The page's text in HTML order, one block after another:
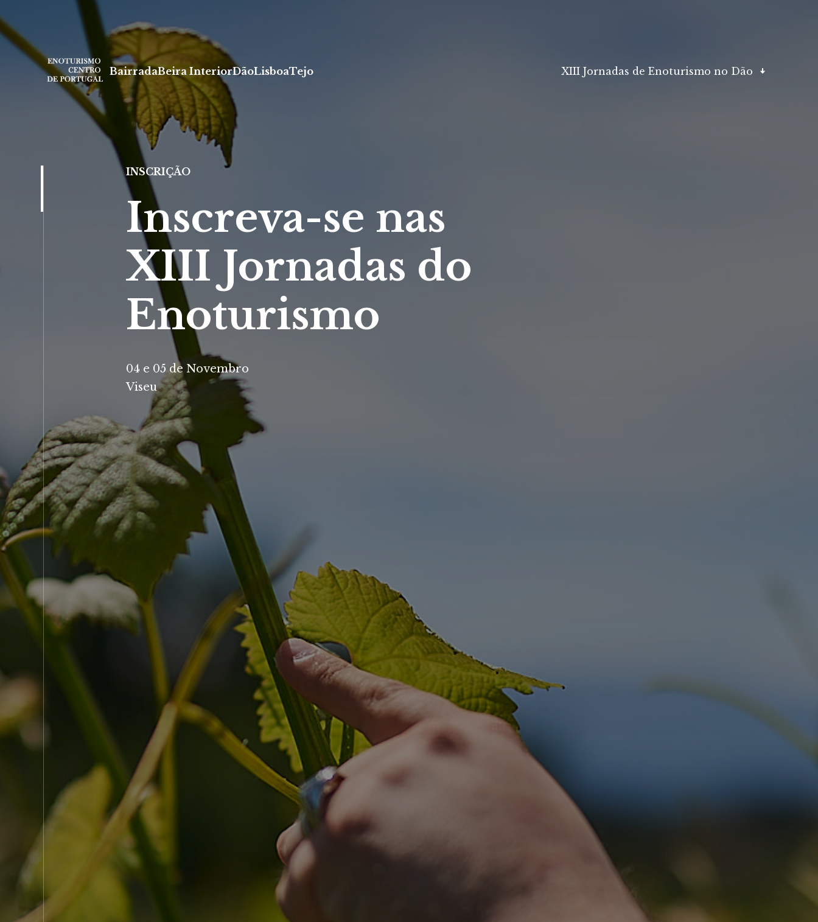
BairradaBeira InteriorDãoLisboaTejo XIII Jornadas de Enoturismo no Dão
INSCRIÇÃO
Inscreva-se nas
XIII Jornadas do
Enoturismo
04 e 05 de Novembro
Viseu